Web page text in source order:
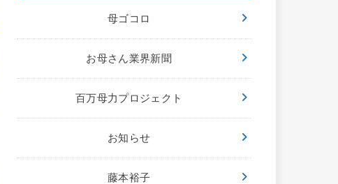
母ゴコロ
お母さん業界新聞
百万母力プロジェクト
お知らせ
藤本裕子